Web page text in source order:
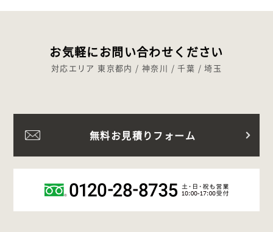
お気軽にお問い合わせください
対応エリア 東京都内 / 神奈川 / 千葉 / 埼玉
無料お見積りフォーム